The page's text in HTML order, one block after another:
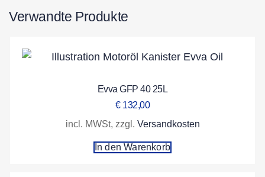
Verwandte Produkte
Evva GFP 40 25L
€132,00
incl. MWSt, zzgl. Versandkosten
In den Warenkorb